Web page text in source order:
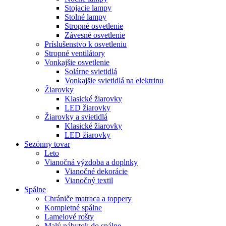
Stojacie lampy
Stolné lampy
Stropné osvetlenie
Závesné osvetlenie
Príslušenstvo k osvetleniu
Stropné ventilátory
Vonkajšie osvetlenie
Solárne svietidlá
Vonkajšie svietidlá na elektrinu
Žiarovky
Klasické žiarovky
LED žiarovky
Žiarovky a svietidlá
Klasické žiarovky
LED žiarovky
Sezónny tovar
Leto
Vianočná výzdoba a doplnky
Vianočné dekorácie
Vianočný textil
Spálne
Chrániče matraca a toppery
Kompletné spálne
Lamelové rošty